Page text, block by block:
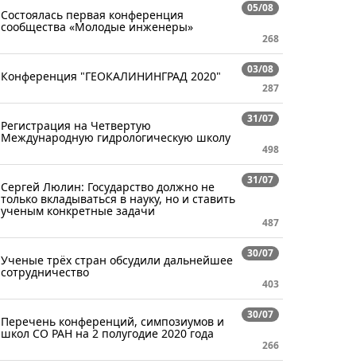
05/08
Состоялась первая конференция
сообщества «Молодые инженеры»
268
03/08
Конференция "ГЕОКАЛИНИНГРАД 2020"
287
31/07
Регистрация на Четвертую
Международную гидрологическую школу
498
31/07
Сергей Люлин: Государство должно не
только вкладываться в науку, но и ставить
ученым конкретные задачи
487
30/07
Ученые трёх стран обсудили дальнейшее
сотрудничество
403
30/07
Перечень конференций, симпозиумов и
школ СО РАН на 2 полугодие 2020 года
266